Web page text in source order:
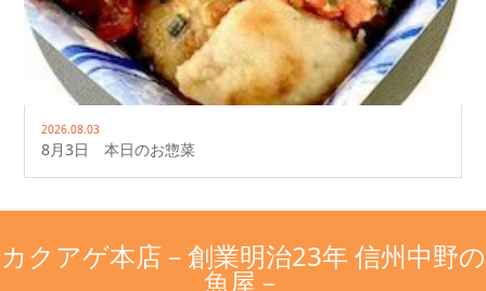
2026.08.03
8月3日 本日のお惣菜
カクアゲ本店－創業明治23年 信州中野の
魚屋－